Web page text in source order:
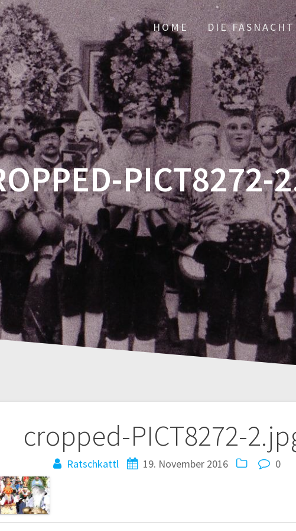
HOME DIE FASNACHT
PICT8272-
cropped-PICT8272-
Ratschkattl 19. November 2016 0